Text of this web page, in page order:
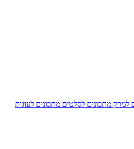
למרק מתכונים לסלטים מתכונים לעוגות